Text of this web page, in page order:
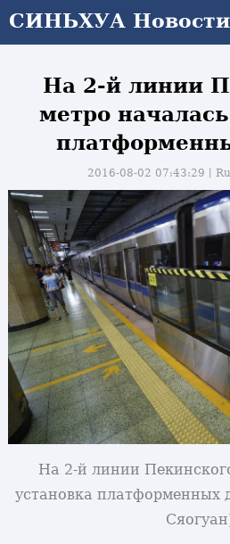
СИНЬХУА Новости
На 2-й линии
метро
2016-08-02 07:43:29丨
На 2-й линии
установка платформенных